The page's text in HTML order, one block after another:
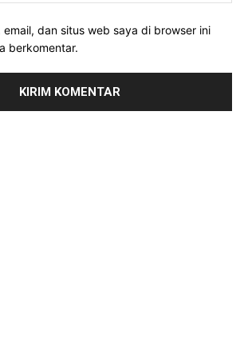
email, dan situs web saya di browser ini
berkomentar.